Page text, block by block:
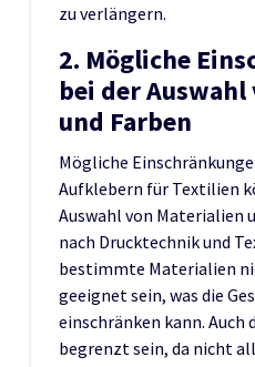
zu verlängern.
2. Mögliche
bei der
und Farben
Mögliche
Aufklebern für Textilien
Auswahl von Materialien
nach Drucktechnik und
bestimmte Materialien
geeignet sein, was die
einschränken kann. Auch
begrenzt sein, da nicht